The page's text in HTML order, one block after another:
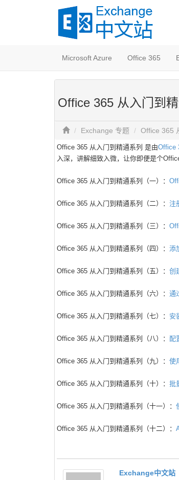
Microsoft Azure Office 365
Office 365 从入门到
Exchange 专题 Office 365
Office 365 从入门到精通系列 是由Office
入深，讲解细致入微，让你即便是个
Office 365 从入门到精通系列（一）：
Office 365 从入门到精通系列（二）： 注
Office 365 从入门到精通系列（三）：
Office 365 从入门到精通系列（四）： 添
Office 365 从入门到精通系列（五）： 创
Office 365 从入门到精通系列（六）： 通
Office 365 从入门到精通系列（七）： 安
Office 365 从入门到精通系列（八）： 配
Office 365 从入门到精通系列（九）： 使
Office 365 从入门到精通系列（十）： 批
Office 365 从入门到精通系列（十一）：
Office 365 从入门到精通系列（十二）：
Exchange中文站